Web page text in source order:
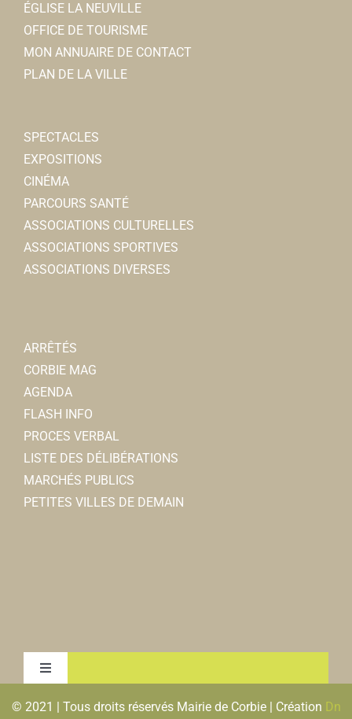
ÉGLISE LA NEUVILLE
OFFICE DE TOURISME
MON ANNUAIRE DE CONTACT
PLAN DE LA VILLE
SPECTACLES
EXPOSITIONS
CINÉMA
PARCOURS SANTÉ
ASSOCIATIONS CULTURELLES
ASSOCIATIONS SPORTIVES
ASSOCIATIONS DIVERSES
ARRÊTÉS
CORBIE MAG
AGENDA
FLASH INFO
PROCES VERBAL
LISTE DES DÉLIBÉRATIONS
MARCHÉS PUBLICS
PETITES VILLES DE DEMAIN
Toggle
MENTIONS LEGALES & RGPD
© 2021 | Tous droits réservés Mairie de Corbie | Création Dn